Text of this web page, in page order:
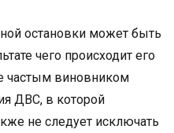
остановки может быть
чего происходит его
частым виновником
ДВС, в которой
не следует исключать